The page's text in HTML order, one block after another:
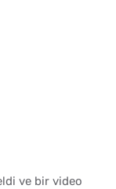
ve bir video